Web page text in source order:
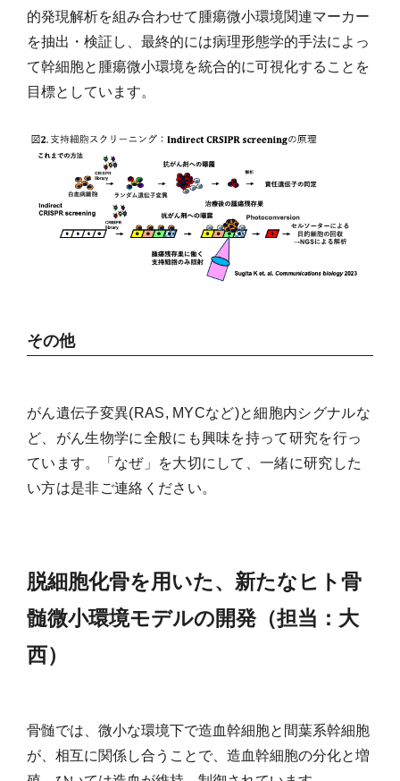
的発現解析を組み合わせて腫瘍微小環境関連マーカー
を抽出・検証し、最終的には病理形態学的手法によっ
て幹細胞と腫瘍微小環境を統合的に可視化することを
目標としています。
その他
がん遺伝子変異(RAS, MYCなど)と細胞内シグナルな
ど、がん生物学に全般にも興味を持って研究を行っ
ています。「なぜ」を大切にして、一緒に研究した
い方は是非ご連絡ください。
脱細胞化骨を用いた、新たなヒト骨
髄微小環境モデルの開発（担当：大
西）
骨髄では、微小な環境下で造血幹細胞と間葉系幹細胞
が、相互に関係し合うことで、造血幹細胞の分化と増